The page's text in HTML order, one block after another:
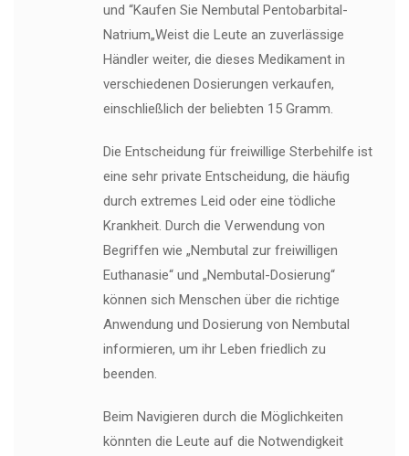
und “Kaufen Sie Nembutal Pentobarbital-
Natrium„Weist die Leute an zuverlässige
Händler weiter, die dieses Medikament in
verschiedenen Dosierungen verkaufen,
einschließlich der beliebten 15 Gramm.
Die Entscheidung für freiwillige Sterbehilfe ist
eine sehr private Entscheidung, die häufig
durch extremes Leid oder eine tödliche
Krankheit. Durch die Verwendung von
Begriffen wie „Nembutal zur freiwilligen
Euthanasie“ und „Nembutal-Dosierung“
können sich Menschen über die richtige
Anwendung und Dosierung von Nembutal
informieren, um ihr Leben friedlich zu
beenden.
Beim Navigieren durch die Möglichkeiten
könnten die Leute auf die Notwendigkeit